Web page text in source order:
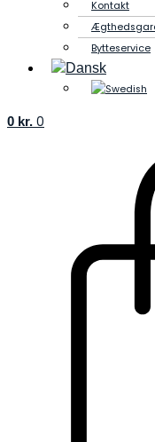
Kontakt
Bytteservice
0 kr. 0